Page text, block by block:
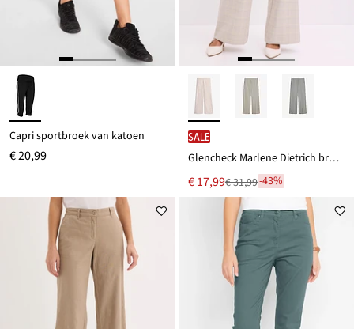
Capri sportbroek van katoen
€ 20,99
SALE
Glencheck Marlene Dietrich broek met viscose
Nu
voor
€ 17,99
Van
€ 31,99
€ 31,99-43%